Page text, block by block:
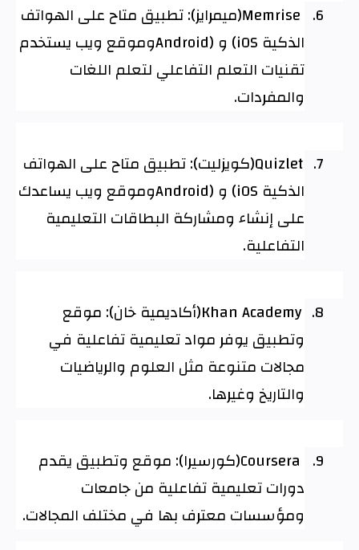
6.
Memrise(ميمرايز): تطبيق متاح على الهواتف
الذكية (iOS و Android)وموقع ويب يستخدم
تقنيات التعلم التفاعلي لتعلم اللغات
والمفردات.
7.
Quizlet(كويزليت): تطبيق متاح على الهواتف
الذكية (iOS و Android)وموقع ويب يساعدك
على إنشاء ومشاركة البطاقات التعليمية
التفاعلية.
8.
Khan Academy(أكاديمية خان): موقع
وتطبيق يوفر مواد تعليمية تفاعلية في
مجالات متنوعة مثل العلوم والرياضيات
والتاريخ وغيرها.
9.
Coursera(كورسيرا): موقع وتطبيق يقدم
دورات تعليمية تفاعلية من جامعات
ومؤسسات معترف بها في مختلف المجالات.